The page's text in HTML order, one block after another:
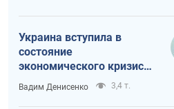
Украина вступила в
состояние
экономического кризиса.
Есть ли свет в конце
туннеля?
Вадим Денисенко 3,4 т.